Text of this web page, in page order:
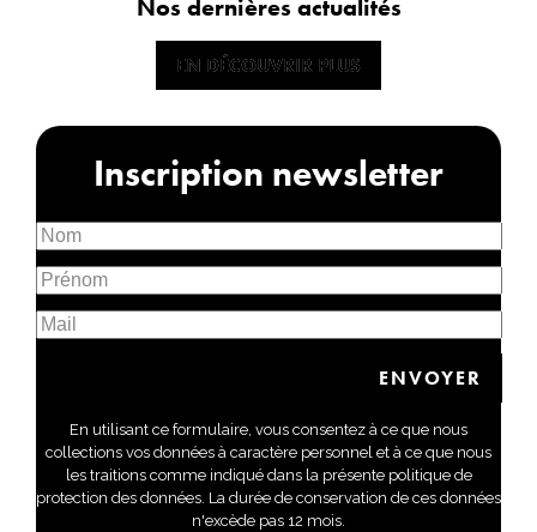
Nos dernières actualités
EN DÉCOUVRIR PLUS
EN DÉCOUVRIR PLUS
Inscription newsletter
En utilisant ce formulaire, vous consentez à ce que nous
collections vos données à caractère personnel et à ce que nous
les traitions comme indiqué dans la présente politique de
protection des données. La durée de conservation de ces données
n'excède pas 12 mois.